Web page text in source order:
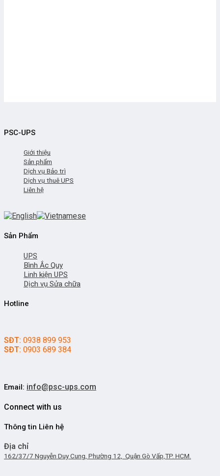
PSC-UPS
Giới thiệu
Sản phẩm
Dịch vụ Bảo trì
Dịch vụ thuê UPS
Liên hệ
Sản Phẩm
UPS
Bình Ắc Quy
Linh kiện UPS
Dịch vụ Sửa chữa
Hotline
SĐT: 0938 899 953
SĐT: 0903 689 384
Email: info@psc-ups.com
Connect with us
Thông tin Liên hệ
Địa chỉ
162/37/7 Nguyễn Duy Cung, Phường 12, Quận Gò Vấp,TP. HCM.